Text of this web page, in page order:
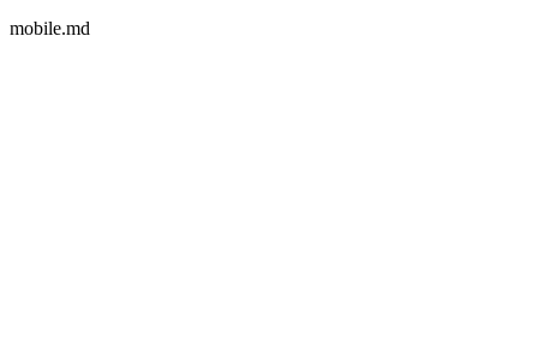
mobile.md